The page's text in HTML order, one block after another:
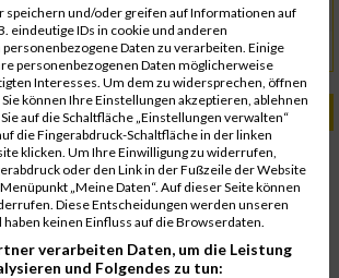
info@apfel-tri.com
apfel-tri.com
speichern und/oder greifen auf Informationen auf
eindeutige IDs in cookie und anderen
Daten zu verarbeiten. Einige
personenbezogenen Daten möglicherweise
Interesses. Um dem zu widersprechen, öffnen
Sie können Ihre Einstellungen akzeptieren, ablehnen
auf die Schaltfläche „Einstellungen verwalten“
die Fingerabdruck-Schaltfläche in der linken
klicken. Um Ihre Einwilligung zu widerrufen,
oder den Link in der Fußzeile der Website
„Meine Daten“. Auf dieser Seite können
Diese Entscheidungen werden unseren
keinen Einfluss auf die Browserdaten.
verarbeiten Daten, um die Leistung
und Folgendes zu tun: